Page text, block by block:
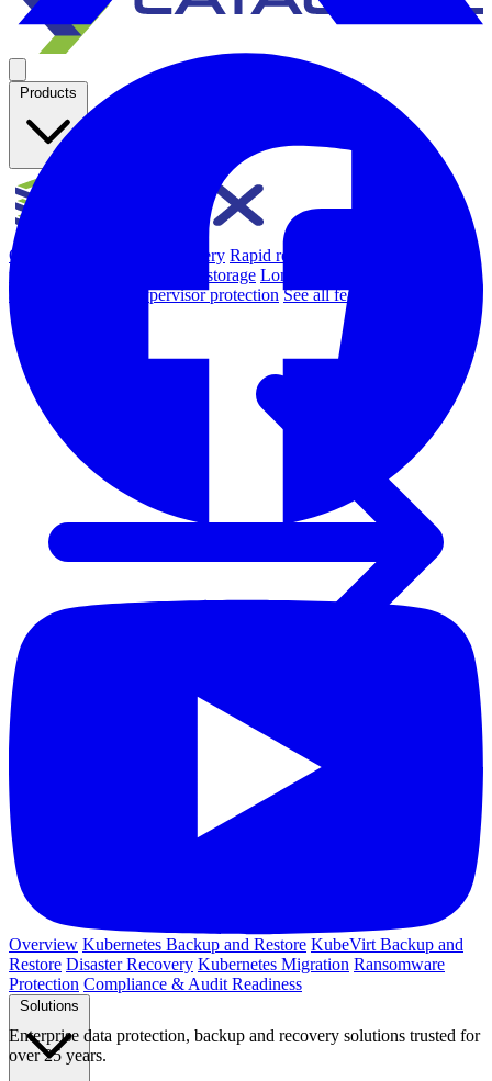
Products
Overview Backup & Recovery Rapid recovery
recovery
Immutable backup storage Long-term retention and
archival
Modern Hypervisor protection See all features
Overview Kubernetes Backup and Restore KubeVirt Backup and
Restore Disaster Recovery Kubernetes Migration Ransomware
Protection Compliance & Audit Readiness
Solutions
Enterprise data protection, backup and recovery solutions trusted for
over 25 years.